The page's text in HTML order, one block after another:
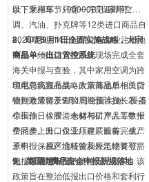
录，采样环节只需一方见证即可。
以下乘用车、≤90000BTU家用空
调、汽油、扑克牌等12类进口商品自
2026年8月14日起禁止在企业注册地
申报，须抵达入境口岸现场完成全套
海关申报与查验，其中家用空调为跨
境电商高频品类，政策落地后相关货
物到港滞留及查验周期预计拉长2—5
个工作日、滞港仓储与口岸人工申报
费同步上升，仅工厂建厂设备、生产
原料、保税区流转货及应急物资可豁
免按原属地申报。
8、印尼9月1日全面实施战略，大宗
商品单一出口管控系统
印尼总统宣布战略大宗商品单一出口
管控政策将于9月1日全面实施，覆盖
棕榈油、橡胶、木材和矿产品等数十
个品类。出口企业须在装船前完成电
子申报、原产地核验和外汇结算登
记，未通过审批的货物无法清关。该
政策旨在整治低报出口价格和套利行
9、美国消费品安全申报新规落地